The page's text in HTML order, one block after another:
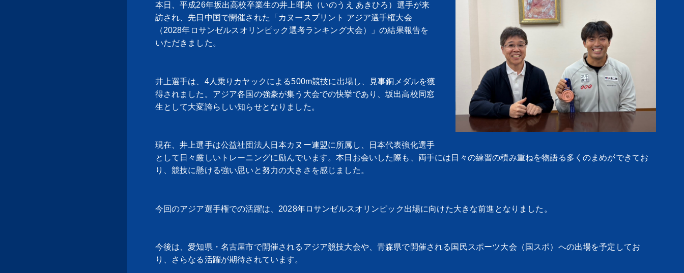
本日、平成26年坂出高校卒業生の井上暉央（いのうえ あきひろ）選手が来
訪され、先日中国で開催された「カヌースプリント アジア選手権大会
（2028年ロサンゼルスオリンピック選考ランキング大会）」の結果報告を
いただきました。
井上選手は、4人乗りカヤックによる500m競技に出場し、見事銅メダルを獲
得されました。アジア各国の強豪が集う大会での快挙であり、坂出高校同窓
生として大変誇らしい知らせとなりました。
現在、井上選手は公益社団法人日本カヌー連盟に所属し、日本代表強化選手
として日々厳しいトレーニングに励んでいます。本日お会いした際も、両手には日々の練習の積み重ねを物語る多くのまめができてお
り、競技に懸ける強い思いと努力の大きさを感じました。
今回のアジア選手権での活躍は、2028年ロサンゼルスオリンピック出場に向けた大きな前進となりました。
今後は、愛知県・名古屋市で開催されるアジア競技大会や、青森県で開催される国民スポーツ大会（国スポ）への出場を予定してお
り、さらなる活躍が期待されています。